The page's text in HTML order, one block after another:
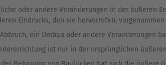
oder andere Veränderungen in der äußeren
Eindrucks, den sie hervorrufen,
ein Umbau oder andere Veränderungen
ist nur in der ursprünglichen